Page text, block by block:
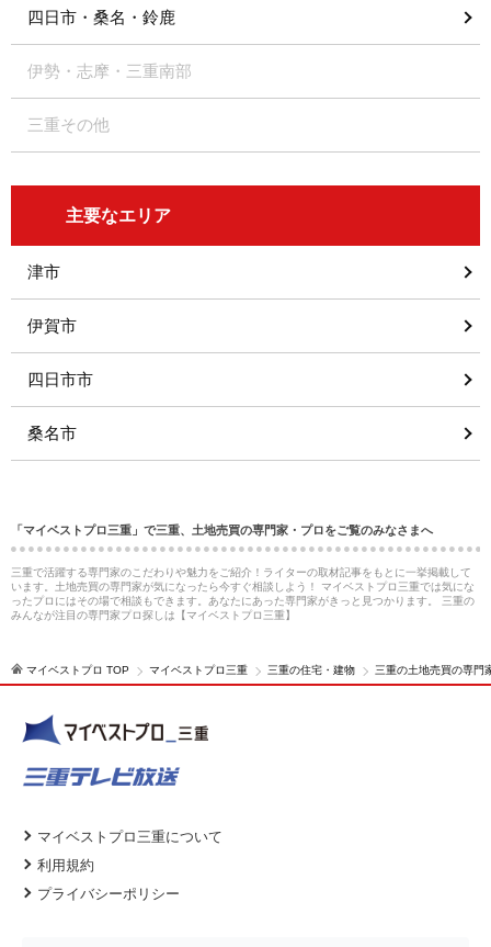
四日市・桑名・鈴鹿
伊勢・志摩・三重南部
三重その他
主要なエリア
津市
伊賀市
四日市市
桑名市
「マイベストプロ三重」で三重、土地売買の専門家・プロをご覧のみなさまへ
三重で活躍する専門家のこだわりや魅力をご紹介！ライターの取材記事をもとに一挙掲載して
います。土地売買の専門家が気になったら今すぐ相談しよう！ マイベストプロ三重では気にな
ったプロにはその場で相談もできます。あなたにあった専門家がきっと見つかります。 三重の
みんなが注目の専門家プロ探しは【マイベストプロ三重】
マイベストプロ TOP マイベストプロ三重 三重の住宅・建物 三重の土地売買の専門
マイベストプロ三重について
利用規約
プライバシーポリシー